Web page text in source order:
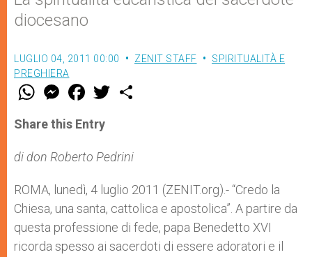
diocesano
LUGLIO 04, 2011 00:00 ZENIT STAFF
SPIRITUALITÀ E
PREGHIERA
W
t
s
p
p
M
e
s
e
g
e
F
a
e
b
o
k
w
r
Share this Entry
di don Roberto Pedrini
ROMA, lunedì, 4 luglio 2011 (ZENIT.org).- “Credo la
Chiesa, una santa, cattolica e apostolica”. A partire da
questa professione di fede, papa Benedetto XVI
ricorda spesso ai sacerdoti di essere adoratori e il